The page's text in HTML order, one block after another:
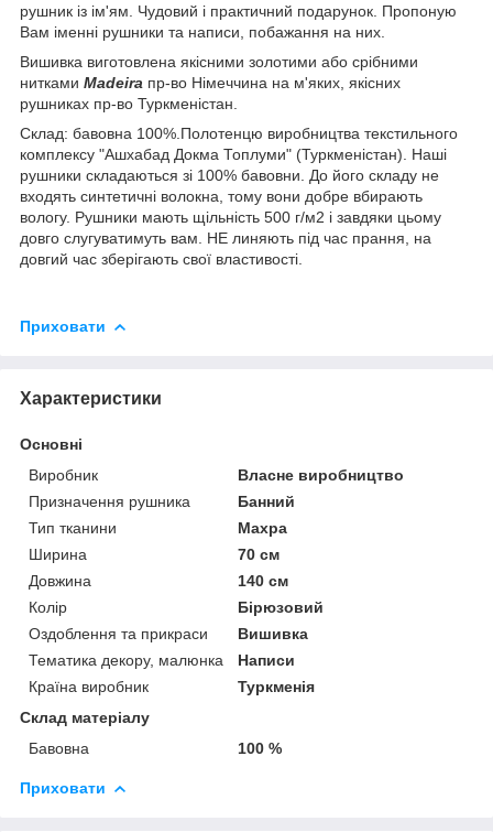
рушник із ім'ям. Чудовий і практичний подарунок. Пропоную
Вам іменні рушники та написи, побажання на них.
Вишивка виготовлена якісними золотими або срібними
нитками Madeira пр-во Німеччина на м'яких, якісних
рушниках пр-во Туркменістан.
Склад: бавовна 100%.Полотенцю виробництва текстильного
комплексу "Ашхабад Докма Топлуми" (Туркменістан). Наші
рушники складаються зі 100% бавовни. До його складу не
входять синтетичні волокна, тому вони добре вбирають
вологу. Рушники мають щільність 500 г/м2 і завдяки цьому
довго слугуватимуть вам. НЕ линяють під час прання, на
довгий час зберігають свої властивості.
Приховати
Характеристики
Основні
Виробник
Власне виробництво
Призначення рушника
Банний
Тип тканини
Махра
Ширина
70 см
Довжина
140 см
Колір
Бірюзовий
Оздоблення та прикраси
Вишивка
Тематика декору, малюнка
Написи
Країна виробник
Туркменія
Склад матеріалу
Бавовна
100 %
Приховати